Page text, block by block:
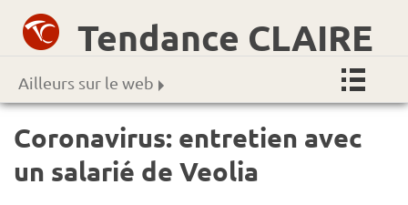
Tendance CLAIRE
Ailleurs sur le web
Coronavirus: entretien avec
un salarié de Veolia